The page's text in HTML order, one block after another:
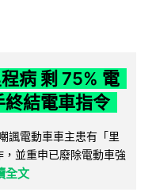
病 剩 75% 電
終結電車指令
諷電動車車主患有「里
並重申已廢除電動車強
全文